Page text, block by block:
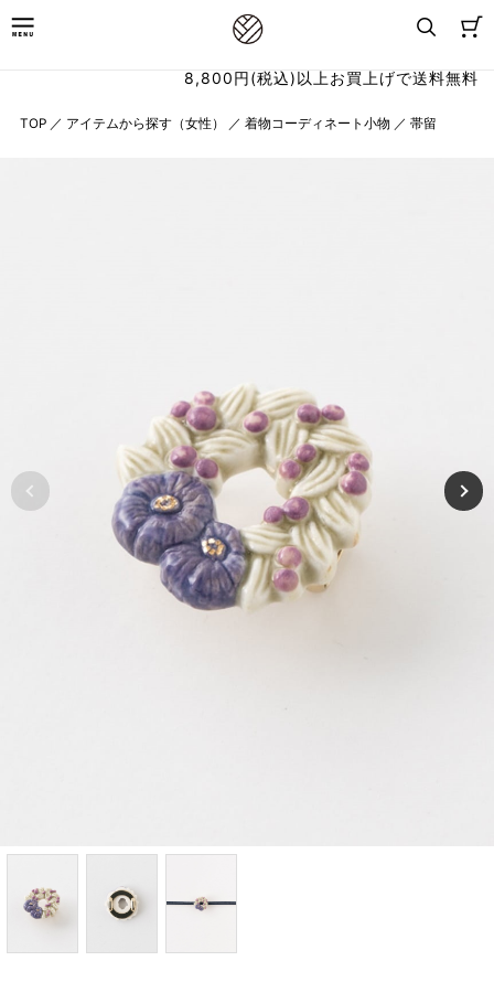
8,800円(税込)以上お買上げで送料無料
TOP ／ アイテムから探す（女性） ／ 着物コーディネート小物 ／ 帯留